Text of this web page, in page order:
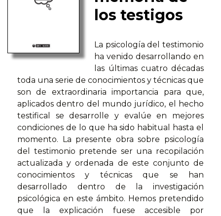
los testigos
La psicología del testimonio
ha venido desarrollando en
las últimas cuatro décadas
toda una serie de conocimientos y técnicas que
son de extraordinaria importancia para que,
aplicados dentro del mundo jurídico, el hecho
testifical se desarrolle y evalúe en mejores
condiciones de lo que ha sido habitual hasta el
momento. La presente obra sobre psicología
del testimonio pretende ser una recopilación
actualizada y ordenada de este conjunto de
conocimientos y técnicas que se han
desarrollado dentro de la investigación
psicológica en este ámbito. Hemos pretendido
que la explicación fuese accesible por